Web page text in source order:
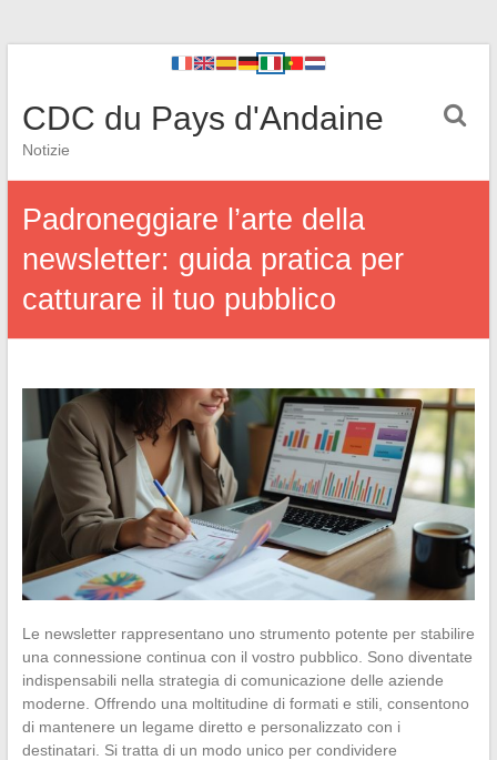
CDC du Pays d'Andaine
Notizie
Padroneggiare l’arte della
newsletter: guida pratica per
catturare il tuo pubblico
Le newsletter rappresentano uno strumento potente per stabilire
una connessione continua con il vostro pubblico. Sono diventate
indispensabili nella strategia di comunicazione delle aziende
moderne. Offrendo una moltitudine di formati e stili, consentono
di mantenere un legame diretto e personalizzato con i
destinatari. Si tratta di un modo unico per condividere